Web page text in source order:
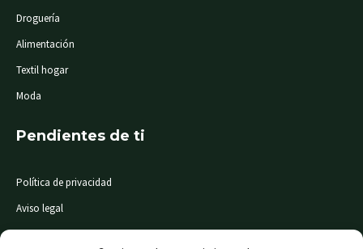
Droguería
Alimentación
Textil hogar
Moda
Pendientes de ti
Política de privacidad
Aviso legal
Condiciones de compra